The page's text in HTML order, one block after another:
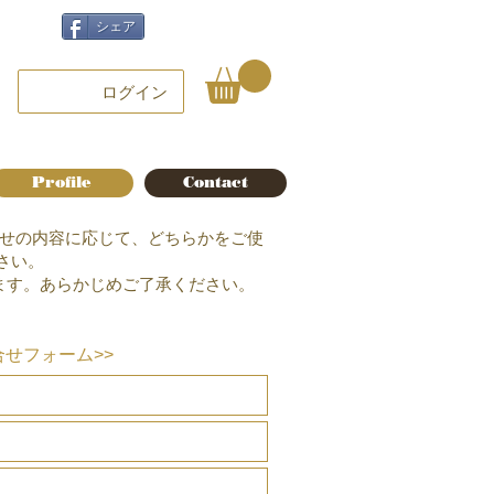
シェア
ログイン
Profile Contact
の内容に応じて、どちらかをご使
。
。あらかじめご了承ください。
せフォーム>>